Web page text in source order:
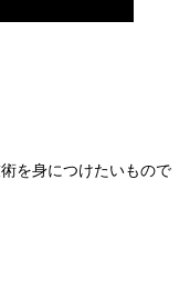
を身につけたいもので